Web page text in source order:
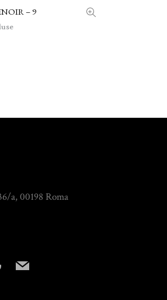
– 9
a, 00198 Roma
mail